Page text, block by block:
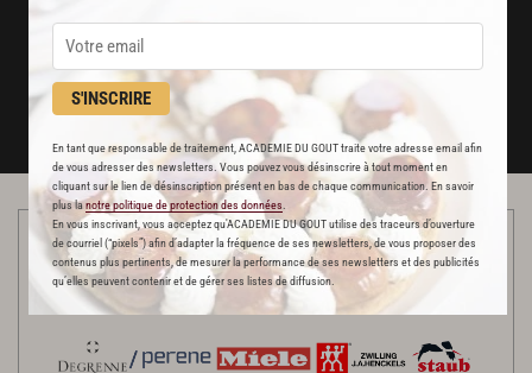
S'INSCRIRE
En tant que responsable de traitement, ACADEMIE DU GOUT traite votre adresse email afin
de vous adresser des newsletters. Vous pouvez vous désinscrire à tout moment en
cliquant sur le lien de désinscription présent en bas de chaque communication. En savoir
plus lanotre politique de protection des données
En vous inscrivant, vous acceptez qu'ACADEMIE DU GOUT utilise des traceurs d’ouverture
de courriel (“pixels”) afin d’adapter la fréquence de ses newsletters, de vous proposer des
contenus plus pertinents, de mesurer la performance de ses newsletters et des publicités
qu’elles peuvent contenir et de gérer ses listes de diffusion.
JE M'ABONNE
DÉJÀ ABONNÉ(E) ? JE ME CONNECTE
Cette vidéo a été réalisée dans une cuisine habillée par nos
partenaires